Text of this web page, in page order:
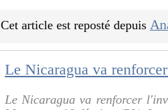
Cet article est reposté depuis
Le Nicaragua va renforcer